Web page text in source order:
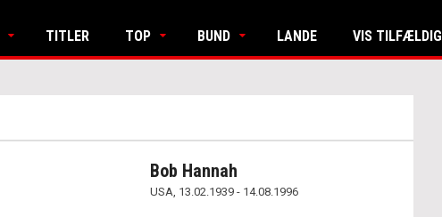
TITLER TOP BUND LANDE VIS TILFÆLDIG
Bob Hannah
USA, 13.02.1939 - 14.08.1996